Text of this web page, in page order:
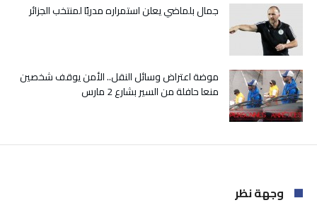
جمال بلماضي يعلن استمراره مدربًا لمنتخب الجزائر
موضة اعتراض وسائل النقل.. الأمن يوقف شخصين
منعا حافلة من السير بشارع 2 مارس
وجهة نظر